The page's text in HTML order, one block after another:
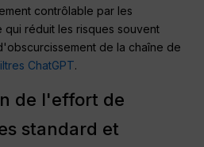
contrôlable par les
qui réduit les risques souvent
de la chaîne de
ChatGPT.
de l'effort de
standard et